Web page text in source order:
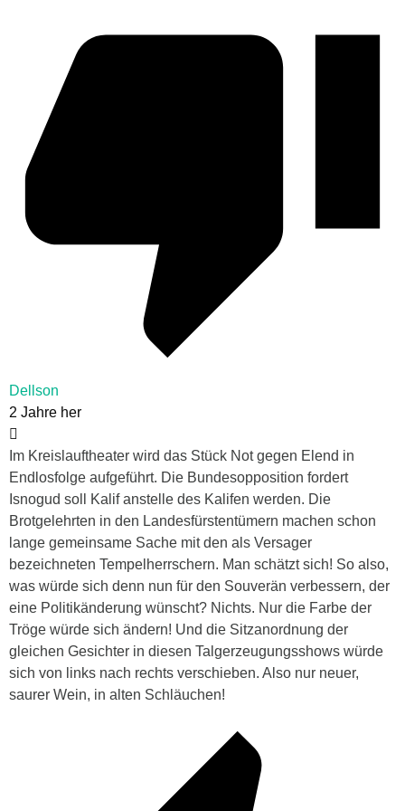
Dellson
2 Jahre her
Im Kreislauftheater wird das Stück Not gegen Elend in
Endlosfolge aufgeführt. Die Bundesopposition fordert
Isnogud soll Kalif anstelle des Kalifen werden. Die
Brotgelehrten in den Landesfürstentümern machen schon
lange gemeinsame Sache mit den als Versager
bezeichneten Tempelherrschern. Man schätzt sich! So also,
was würde sich denn nun für den Souverän verbessern, der
eine Politikänderung wünscht? Nichts. Nur die Farbe der
Tröge würde sich ändern! Und die Sitzanordnung der
gleichen Gesichter in diesen Talgerzeugungsshows würde
sich von links nach rechts verschieben. Also nur neuer,
saurer Wein, in alten Schläuchen!